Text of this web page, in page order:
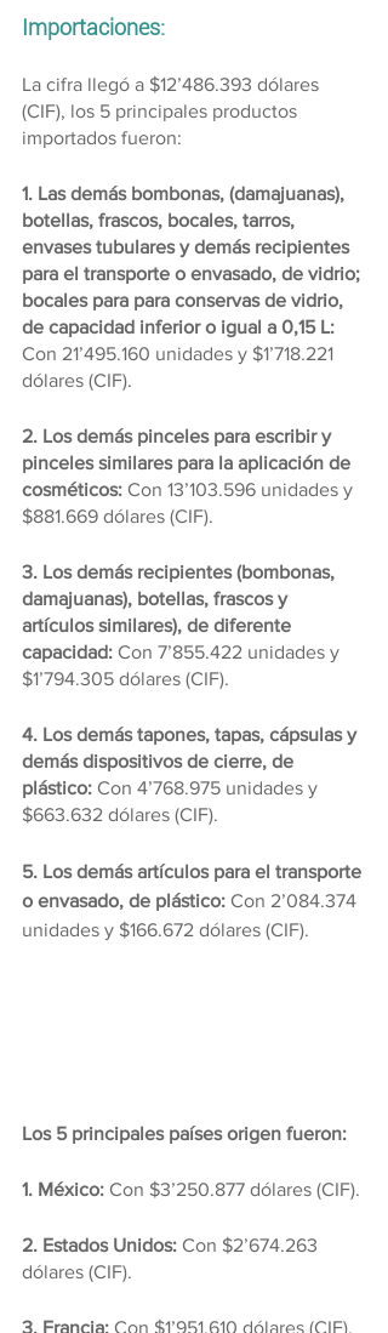
Importaciones:
La cifra llegó a $12’486.393 dólares
(CIF), los 5 principales productos
importados fueron:
1. Las demás bombonas, (damajuanas),
botellas, frascos, bocales, tarros,
envases tubulares y demás recipientes
para el transporte o envasado, de vidrio;
bocales para para conservas de vidrio,
de capacidad inferior o igual a 0,15 L:
Con 21’495.160 unidades y $1’718.221
dólares (CIF).
2. Los demás pinceles para escribir y
pinceles similares para la aplicación de
cosméticos: Con 13’103.596 unidades y
$881.669 dólares (CIF).
3. Los demás recipientes (bombonas,
damajuanas), botellas, frascos y
artículos similares), de diferente
capacidad: Con 7’855.422 unidades y
$1’794.305 dólares (CIF).
4. Los demás tapones, tapas, cápsulas y
demás dispositivos de cierre, de
plástico: Con 4’768.975 unidades y
$663.632 dólares (CIF).
5. Los demás artículos para el transporte
o envasado, de plástico: Con 2’084.374
unidades y $166.672 dólares (CIF).
Los 5 principales países origen fueron:
1. México: Con $3’250.877 dólares (CIF).
2. Estados Unidos: Con $2’674.263
dólares (CIF).
3. Francia: Con $1’951.610 dólares (CIF).